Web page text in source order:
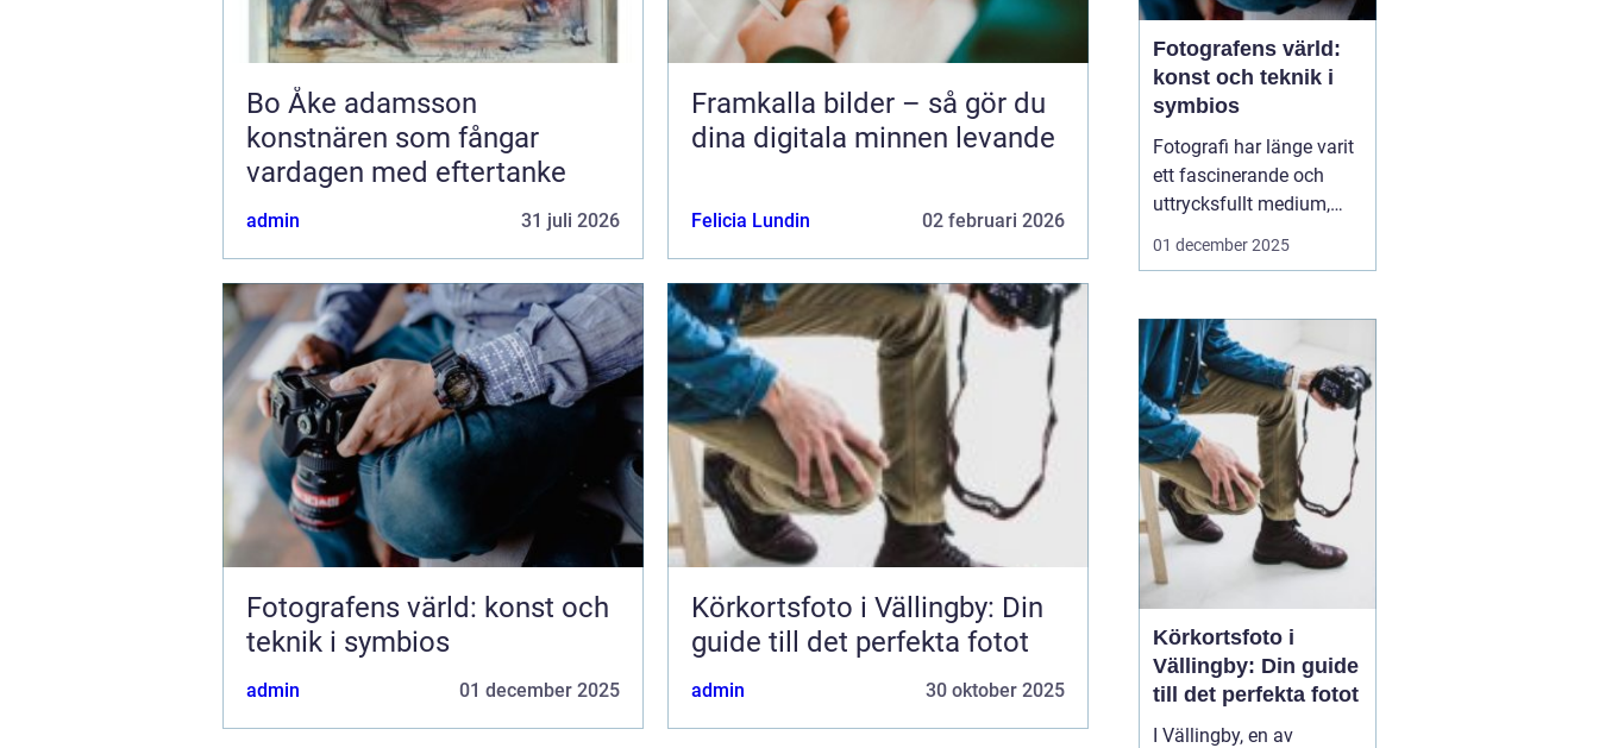
Bo Åke adamsson
konstnären som fångar
vardagen med eftertanke
admin 31 juli 2026
Framkalla bilder – så gör du
dina digitala minnen levande
Felicia Lundin 02 februari 2026
Fotografens värld: konst och
teknik i symbios
admin 01 december 2025
Körkortsfoto i Vällingby: Din
guide till det perfekta fotot
admin 30 oktober 2025
Fotografens värld:
konst och teknik i
symbios
Fotografi har länge varit
ett fascinerande och
uttrycksfullt medium,
med förmågan att fånga
denna konstform finns
fotografen, den kreativa
individen som använder
ljus och...
01 december 2025
Körkortsfoto i
Vällingby: Din guide
till det perfekta fotot
I Vällingby, en av